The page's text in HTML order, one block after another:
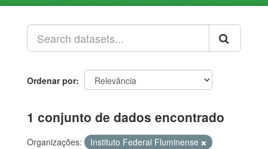
Ordenar por
1 conjunto de dados encontrado
Organizações:
Instituto Federal Fluminense